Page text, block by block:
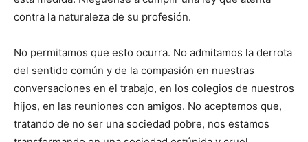
contra la naturaleza de su profesión.
No permitamos que esto ocurra. No admitamos la derrota
del sentido común y de la compasión en nuestras
conversaciones en el trabajo, en los colegios de nuestros
hijos, en las reuniones con amigos. No aceptemos que,
tratando de no ser una sociedad pobre, nos estamos